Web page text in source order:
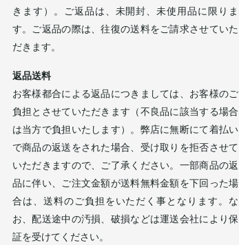
きます）。ご返品は、未開封、未使用品に限りま
す。ご返品の際は、往復の送料をご請求させていた
だきます。
返品送料
お客様都合による返品につきましては、お客様のご
負担とさせていただきます（不良品に該当する場合
は当方で負担いたします）。弊店に無断にて着払い
で商品の返送をされた場合、受け取りを拒否させて
いただきますので、ご了承ください。一部商品の返
品に伴い、ご注文金額が送料無料金額を下回った場
合は、送料のご負担をいただく事となります。な
お、配送途中の汚損、破損などは運送会社により保
証を受けてください。